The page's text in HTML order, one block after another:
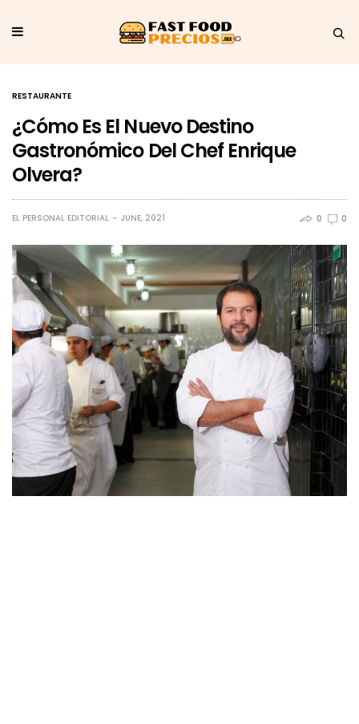
RESTAURANTE
¿Cómo Es El Nuevo Destino
Gastronómico Del Chef Enrique
Olvera?
EL PERSONAL EDITORIAL JUNE, 2021 0 0